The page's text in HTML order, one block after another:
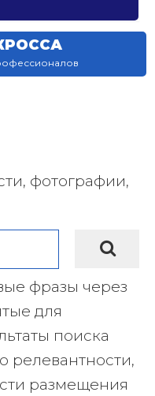
фотографии,
фразы через
для
поиска
релевантности,
размещения